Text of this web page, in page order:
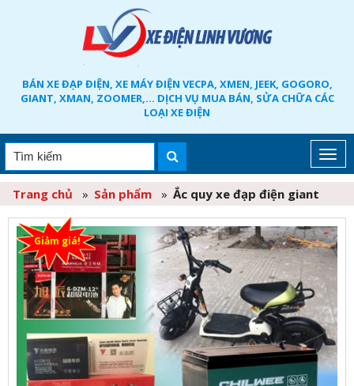
BÁN XE ĐẠP ĐIỆN, XE MÁY ĐIỆN VECPA, XMEN, JEEK, GOGORO,
GIANT, XMAN, ZOOMER,... DỊCH VỤ MUA BÁN, SỬA CHỮA CÁC
LOẠI XE ĐIỆN
Trang chủ » Sản phẩm » Ắc quy xe đạp điện giant
Giảm giá!